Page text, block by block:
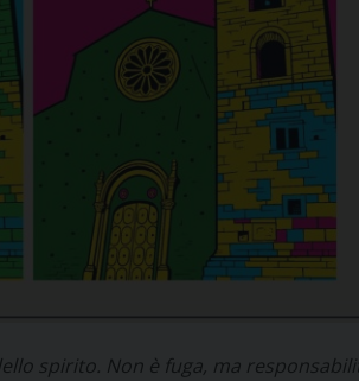
spirito. Non è fuga, ma